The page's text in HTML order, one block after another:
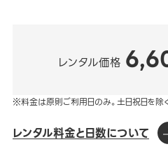
レンタル価格
※料金は原則ご利用日のみ。土日祝日を除
レンタル料金と日数について